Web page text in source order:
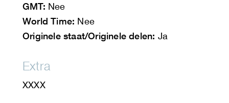
GMT: Nee
World Time: Nee
Originele staat/Originele delen: Ja
Extra
XXXX